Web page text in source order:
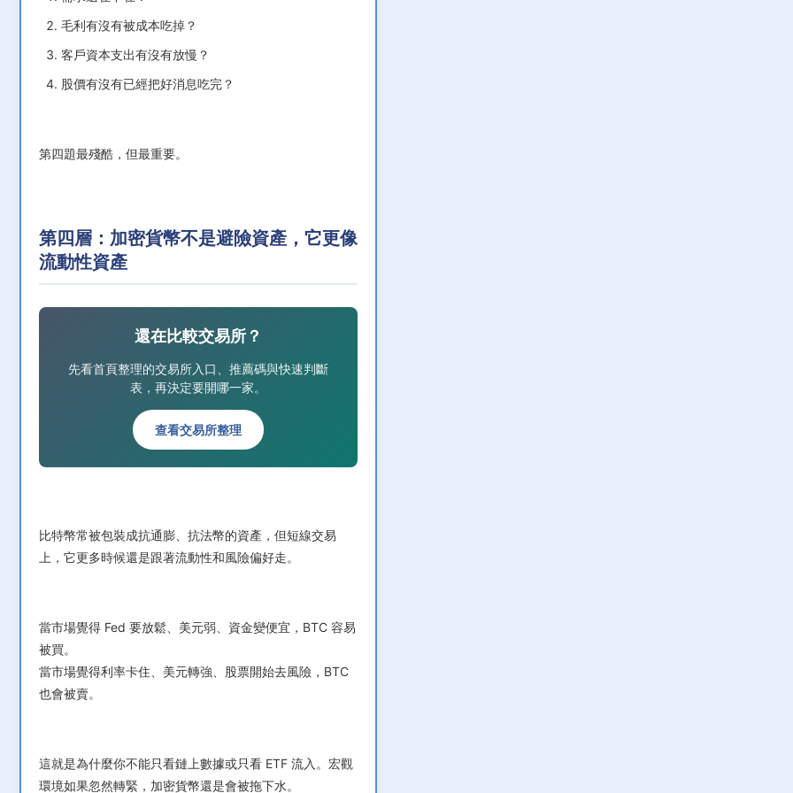
毛利有沒有被成本吃掉？
客戶資本支出有沒有放慢？
股價有沒有已經把好消息吃完？
第四題最殘酷，但最重要。
第四層：加密貨幣不是避險資產，它更像
流動性資產
還在比較交易所？
先看首頁整理的交易所入口、推薦碼與快速判斷
表，再決定要開哪一家。
查看交易所整理
比特幣常被包裝成抗通膨、抗法幣的資產，但短線交易
上，它更多時候還是跟著流動性和風險偏好走。
當市場覺得 Fed 要放鬆、美元弱、資金變便宜，BTC 容易
被買。
當市場覺得利率卡住、美元轉強、股票開始去風險，BTC
也會被賣。
這就是為什麼你不能只看鏈上數據或只看 ETF 流入。宏觀
環境如果忽然轉緊，加密貨幣還是會被拖下水。